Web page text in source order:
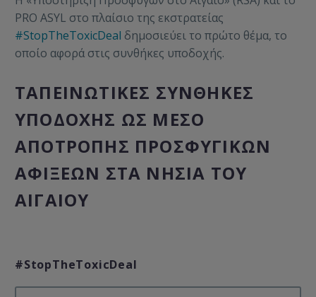
PRO ASYL στο πλαίσιο της εκστρατείας
#StopTheToxicDeal δημοσιεύει το πρώτο θέμα, το
οποίο αφορά στις συνθήκες υποδοχής.
ΤΑΠΕΙΝΩΤΙΚΕΣ ΣΥΝΘΗΚΕΣ
ΥΠΟΔΟΧΗΣ ΩΣ ΜΕΣΟ
ΑΠΟΤΡΟΠΗΣ ΠΡΟΣΦΥΓΙΚΩΝ
ΑΦΙΞΕΩΝ ΣΤΑ ΝΗΣΙΑ ΤΟΥ
ΑΙΓΑΙΟΥ
#StopTheToxicDeal